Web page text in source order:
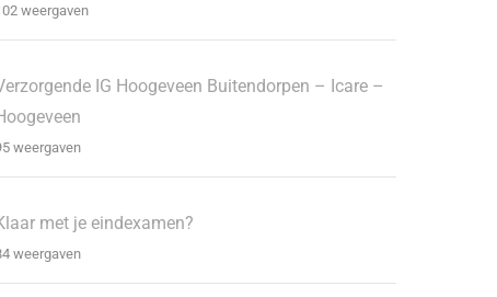
weergaven
IG Hoogeveen Buitendorpen – Icare –
weergaven
met je eindexamen?
weergaven